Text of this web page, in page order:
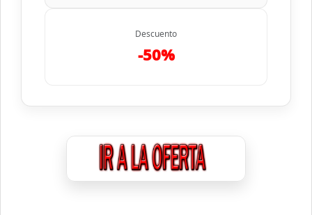
Descuento
-50%